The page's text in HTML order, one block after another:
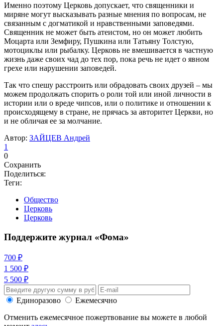
Именно поэтому Церковь допускает, что священники и
миряне могут высказывать разные мнения по вопросам, не
связанным с догматикой и нравственными заповедями.
Священник не может быть атеистом, но он может любить
Моцарта или Земфиру, Пушкина или Татьяну Толстую,
мотоциклы или рыбалку. Церковь не вмешивается в частную
жизнь даже своих чад до тех пор, пока речь не идет о явном
грехе или нарушении заповедей.
Так что спешу расстроить или обрадовать своих друзей – мы
можем продолжать спорить о роли той или иной личности в
истории или о вреде чипсов, или о политике и отношении к
происходящему в стране, не прячась за авторитет Церкви, но
и не обличая ее за молчание.
Автор: ЗАЙЦЕВ Андрей
1
0
Сохранить
Поделиться:
Теги:
Общество
Церковь
Церковь
Поддержите журнал «Фома»
700 ₽
1 500 ₽
5 500 ₽
Единоразово
Ежемесячно
Отменить ежемесячное пожертвование вы можете в любой